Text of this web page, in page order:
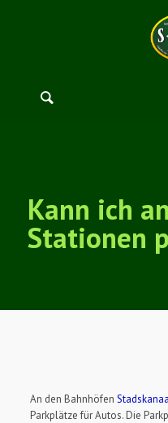
Kann ich
Stationen
An den Bahnhöfen
Parkplätze für Autos. Die